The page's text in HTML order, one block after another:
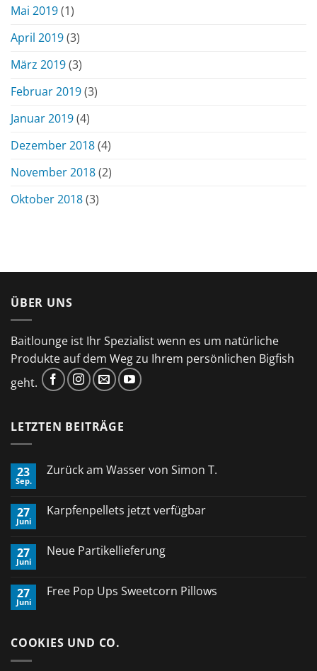
Mai 2019(1)
April 2019(3)
März 2019(3)
Februar 2019(3)
Januar 2019(4)
Dezember 2018(4)
November 2018(2)
Oktober 2018(3)
ÜBER UNS
Baitlounge ist Ihr Spezialist wenn es um natürliche
Produkte auf dem Weg zu Ihrem persönlichen Bigfish
geht.
LETZTEN BEITRÄGE
23
Sep.
Zurück am Wasser von Simon T.
Zurück
Simon
T.
27
Juni
Karpfenpellets jetzt verfügbar
Karpfenpellets
27
Juni
Neue Partikellieferung
Neue
27
Juni
Free Pop Ups Sweetcorn Pillows
Pop
COOKIES UND CO.